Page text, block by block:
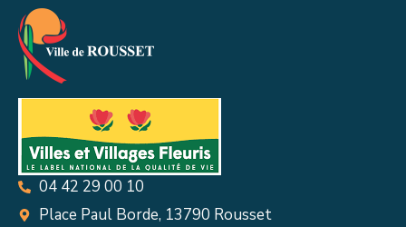
04 42 29 00 10
Place Paul Borde, 13790 Rousset